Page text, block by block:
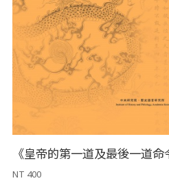
《皇帝的第一道及最後一道命
NT 400